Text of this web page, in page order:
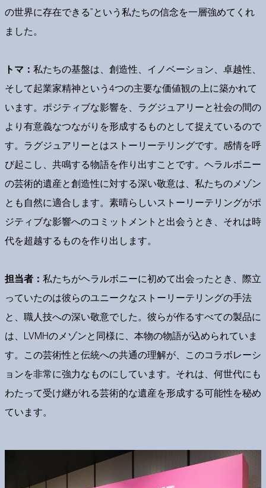
の世界に存在できる”という私たちの信念を一層強めてくれ
ました。
トマ： 私たちの基盤は、創造性、イノベーション、卓越性、
そして起業家精神という4つの主要な価値観の上に築かれて
います。ポジティブな影響を、ラグジュアリーと社会の間の
より有意義なつながりを形成するものとして捉えているので
す。ラグジュアリーとはストーリーテリングです。感情を呼
び起こし、共鳴する物語を作り出すことです。ヘラルボニー
の芸術的遺産と創造性に対する深い敬意は、私たちのメゾン
とも自然に適合します。素晴らしいストーリーテリングがポ
ジティブな影響へのコミットメントと出会うとき、それは時
代を超越するものを作り出します。
担当者： 私たちがヘラルボニーに初めて出会ったとき、際立
っていたのは彼らのユニークなストーリーテリングの手法
と、職人技への深い敬意でした。彼らが作るすべての製品に
は、LVMHのメゾンと同様に、本物の物語が込められていま
す。この芸術性と伝統への共通の理解が、このコラボレーシ
ョンを非常に強力なものにしています。それは、何世代にも
わたって受け継がれる芸術的な遺産を形成する可能性を秘め
ています。